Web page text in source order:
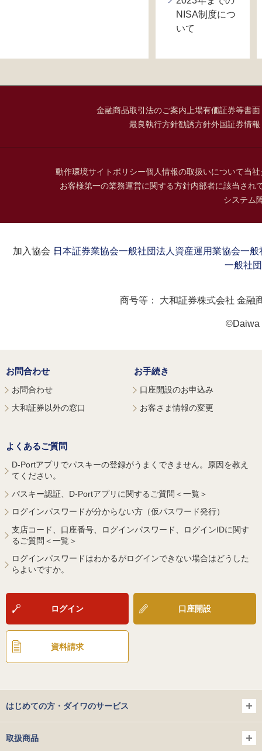
NISA制度につ
いて
金融商品取引法のご案内 上場有価証券等書
最良執行方針勧誘方針外国証券情
動作環境サイトポリシー個人情報の取扱いについて当
お客様第一の業務運営に関する方針内部者に該当され
システム
加入協会：日本証券業協会一般社団法人資産運用業協会一般
一般社
商号等： 大和証券株式会社 金融
©Daiwa
お問合わせ
お問合わせ
大和証券以外の窓口
お手続き
口座開設のお申込み
お客さま情報の変更
よくあるご質問
D-Portアプリでパスキーの登録がうまくできません。原因を教え
てください。
パスキー認証、D-Portアプリに関するご質問＜一覧＞
ログインパスワードが分からない方（仮パスワード発行）
支店コード、口座番号、ログインパスワード、ログインIDに関す
るご質問＜一覧＞
ログインパスワードはわかるがログインできない場合はどうした
らよいですか。
ログイン 口座開設
資料請求
はじめての方・ダイワのサービス
取扱商品